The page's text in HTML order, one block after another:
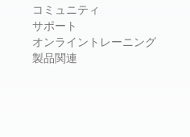
コミュニティ
サポート
オンライントレーニング
製品関連